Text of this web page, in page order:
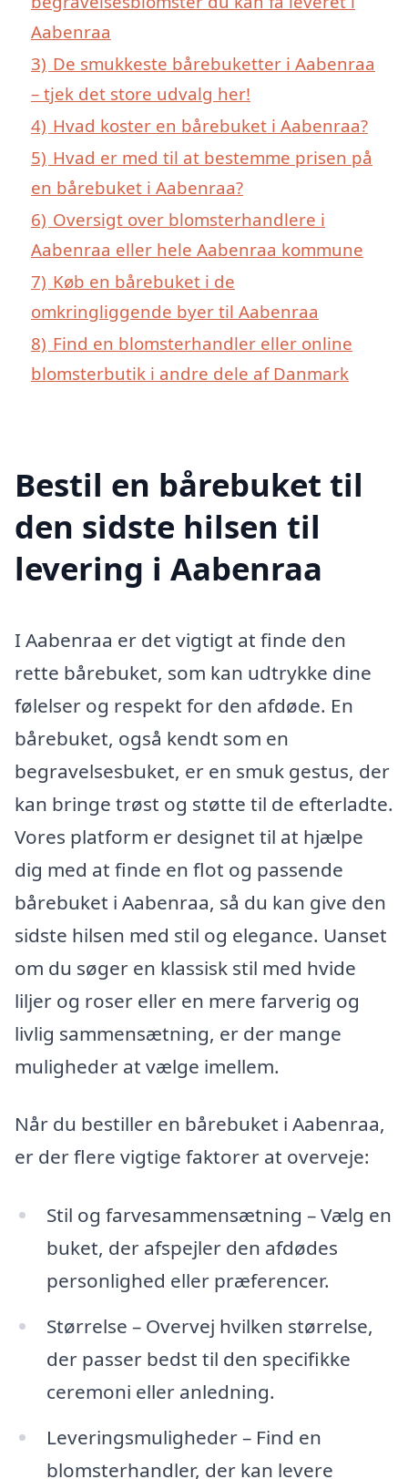
Aabenraa
3) De smukkeste bårebuketter i Aabenraa
– tjek det store udvalg her!
4) Hvad koster en bårebuket i Aabenraa?
5) Hvad er med til at bestemme prisen på
en bårebuket i Aabenraa?
6) Oversigt over blomsterhandlere i
Aabenraa eller hele Aabenraa kommune
7) Køb en bårebuket i de
omkringliggende byer til Aabenraa
8) Find en blomsterhandler eller online
blomsterbutik i andre dele af Danmark
Bestil en bårebuket til
den sidste hilsen til
levering i Aabenraa
I Aabenraa er det vigtigt at finde den
rette bårebuket, som kan udtrykke dine
følelser og respekt for den afdøde. En
bårebuket, også kendt som en
begravelsesbuket, er en smuk gestus, der
kan bringe trøst og støtte til de efterladte.
Vores platform er designet til at hjælpe
dig med at finde en flot og passende
bårebuket i Aabenraa, så du kan give den
sidste hilsen med stil og elegance. Uanset
om du søger en klassisk stil med hvide
liljer og roser eller en mere farverig og
livlig sammensætning, er der mange
muligheder at vælge imellem.
Når du bestiller en bårebuket i Aabenraa,
er der flere vigtige faktorer at overveje:
Stil og farvesammensætning – Vælg en
buket, der afspejler den afdødes
personlighed eller præferencer.
Størrelse – Overvej hvilken størrelse,
der passer bedst til den specifikke
ceremoni eller anledning.
Leveringsmuligheder – Find en
blomsterhandler, der kan levere